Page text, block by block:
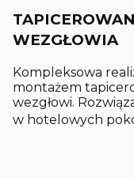
WEZGŁOWIA
Kompleksowa
montażem
wezgłowi.
w hotelowych